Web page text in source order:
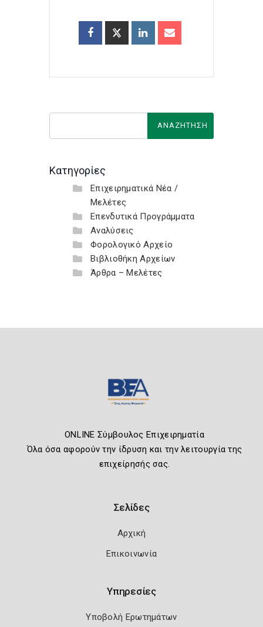
Κατηγορίες
Επιχειρηματικά Νέα /
Μελέτες
Επενδυτικά Προγράμματα
Αναλύσεις
Φορολογικό Αρχείο
Βιβλιοθήκη Αρχείων
Άρθρα – Μελέτες
ONLINE Σύμβουλος Επιχειρηματία
Όλα όσα αφορούν την ίδρυση και την λειτουργία της
επιχείρησής σας.
Σελίδες
Αρχική
Επικοινωνία
Υπηρεσίες
Υποβολή Ερωτημάτων